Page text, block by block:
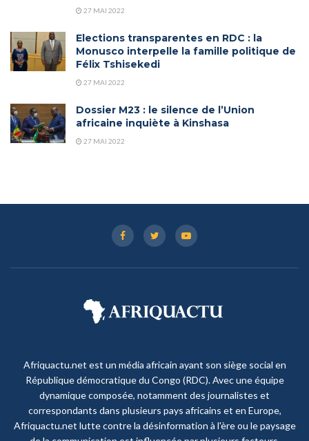
27 MAI 2022
Elections transparentes en RDC : la
Monusco interpelle la famille politique de
Félix Tshisekedi
27 MAI 2022
Dossier M23 : le silence de l’Union
africaine inquiète à Kinshasa
27 MAI 2022
Afriquactu.net est un média africain ayant son siège social en
République démocratique du Congo (RDC). Avec une équipe
dynamique composée, notamment des journalistes et
correspondants dans plusieurs pays africains et en Europe,
Afriquactu.net lutte contre la désinformation à l'ère ou le paysage